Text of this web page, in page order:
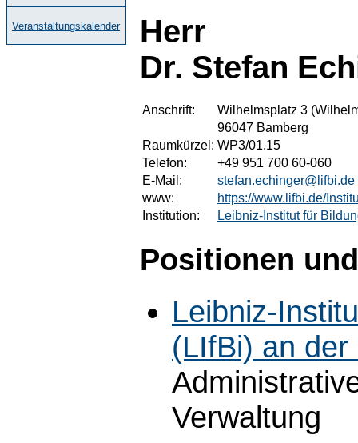
Veranstaltungskalender
Herr
Dr. Stefan
Anschrift:
Wilhelmsplatz 3
96047 Bamberg
Raumkürzel: WP3/01.15
Telefon:
+49 951 700 60-060
E-Mail:
stefan.echinger@lifbi.de
www:
https://www.lifbi.de/
Institution:
Leibniz-Institut für
Positionen
Leibniz-
(LIfBi) an
Verwaltung